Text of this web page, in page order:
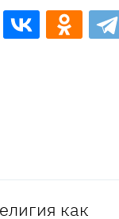
как